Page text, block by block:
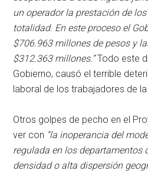
un operador la prestación de
totalidad. En este proceso el
$706.963 millones de pesos y
$312.363 millones.”Todo este
Gobierno, causó el terrible
laboral de los trabajadores de la
Otros golpes de pecho en el
ver con “la inoperancia del
regulada en los departamentos
densidad o alta dispersión